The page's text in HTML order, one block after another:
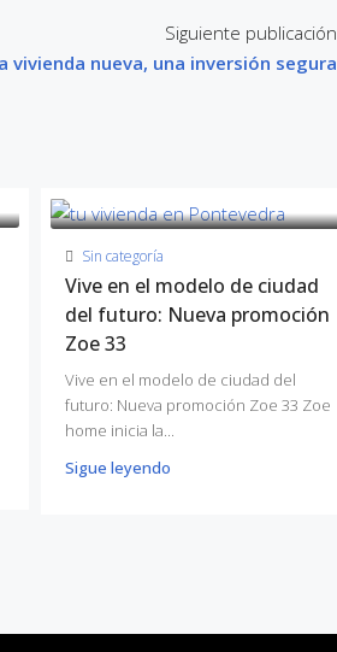
Siguiente publicación
vivienda nueva, una inversión segura
Sin categoría
Vive en el modelo de ciudad
del futuro: Nueva promoción
Zoe 33
Vive en el modelo de ciudad del
futuro: Nueva promoción Zoe 33 Zoe
home inicia la...
Sigue leyendo